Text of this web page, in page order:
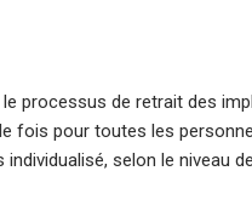
le processus de retrait des
fois pour toutes les
selon le niveau